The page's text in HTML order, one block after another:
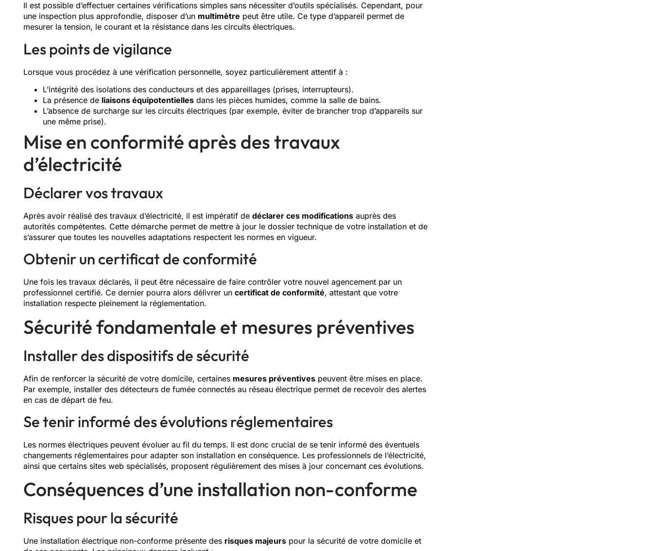
Il est possible d’effectuer certaines vérifications simples sans nécessiter d’outils spécialisés. Cependant, pour
une inspection plus approfondie, disposer d’un multimètre peut être utile. Ce type d’appareil permet de
mesurer la tension, le courant et la résistance dans les circuits électriques.
Les points de vigilance
Lorsque vous procédez à une vérification personnelle, soyez particulièrement attentif à :
L’intégrité des isolations des conducteurs et des appareillages (prises, interrupteurs).
La présence de liaisons équipotentielles dans les pièces humides, comme la salle de bains.
L’absence de surcharge sur les circuits électriques (par exemple, éviter de brancher trop d’appareils sur
une même prise).
Mise en conformité après des travaux
d’électricité
Déclarer vos travaux
Après avoir réalisé des travaux d’électricité, il est impératif de déclarer ces modifications auprès des
autorités compétentes. Cette démarche permet de mettre à jour le dossier technique de votre installation et de
s’assurer que toutes les nouvelles adaptations respectent les normes en vigueur.
Obtenir un certificat de conformité
Une fois les travaux déclarés, il peut être nécessaire de faire contrôler votre nouvel agencement par un
professionnel certifié. Ce dernier pourra alors délivrer un certificat de conformité, attestant que votre
installation respecte pleinement la réglementation.
Sécurité fondamentale et mesures préventives
Installer des dispositifs de sécurité
Afin de renforcer la sécurité de votre domicile, certaines mesures préventives peuvent être mises en place.
Par exemple, installer des détecteurs de fumée connectés au réseau électrique permet de recevoir des alertes
en cas de départ de feu.
Se tenir informé des évolutions réglementaires
Les normes électriques peuvent évoluer au fil du temps. Il est donc crucial de se tenir informé des éventuels
changements réglementaires pour adapter son installation en conséquence. Les professionnels de l’électricité,
ainsi que certains sites web spécialisés, proposent régulièrement des mises à jour concernant ces évolutions.
Conséquences d’une installation non-conforme
Risques pour la sécurité
Une installation électrique non-conforme présente des risques majeurs pour la sécurité de votre domicile et